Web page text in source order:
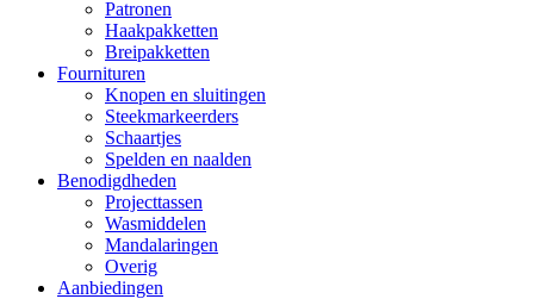
Patronen
Haakpakketten
Breipakketten
Fournituren
Knopen en sluitingen
Steekmarkeerders
Schaartjes
Spelden en naalden
Benodigdheden
Projecttassen
Wasmiddelen
Mandalaringen
Overig
Aanbiedingen